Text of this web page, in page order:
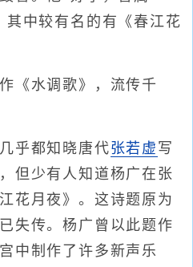
其中较有名的有《春江花
水调歌》，流传千
都知晓唐代张若虚 写
但少有人知道杨广在张
花月夜》。这诗题原为
失传。杨广曾以此题作
中制作了许多新声乐